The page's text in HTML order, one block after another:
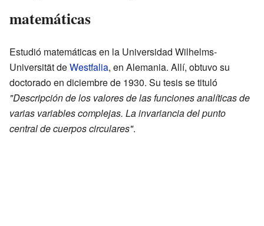
matemáticas
Estudió matemáticas en la Universidad Wilhelms-
Universität deWestfalia, en Alemania. Allí, obtuvo su
doctorado en diciembre de 1930. Su tesis se tituló
"Descripción de los valores de las funciones analíticas de
varias variables complejas. La invariancia del punto
central de cuerpos circulares".